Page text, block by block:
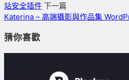
站安全插件 下一篇
Katerina – 高端攝影與作品集
猜你喜歡